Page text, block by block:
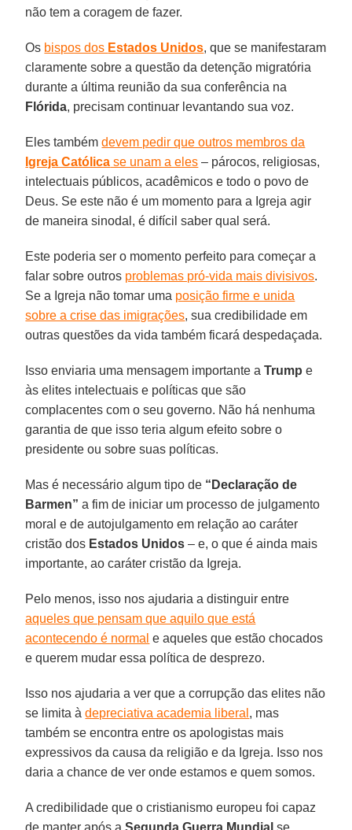
não tem a coragem de fazer.
Os bispos dos Estados Unidos, que se manifestaram
claramente sobre a questão da detenção migratória
durante a última reunião da sua conferência na
Flórida, precisam continuar levantando sua voz.
Eles tambémdevem pedir que outros membros da
Igreja Católica se unam a eles – párocos, religiosas,
intelectuais públicos, acadêmicos e todo o povo de
Deus. Se este não é um momento para a Igreja agir
de maneira sinodal, é difícil saber qual será.
Este poderia ser o momento perfeito para começar a
falar sobre outros problemas pró-vida mais divisivos.
Se a Igreja não tomar uma posição firme e unida
sobre a crise das imigrações, sua credibilidade em
outras questões da vida também ficará despedaçada.
Isso enviaria uma mensagem importante aTrump e
às elites intelectuais e políticas que são
complacentes com o seu governo. Não há nenhuma
garantia de que isso teria algum efeito sobre o
presidente ou sobre suas políticas.
Mas é necessário algum tipo de “Declaração de
Barmen” a fim de iniciar um processo de julgamento
moral e de autojulgamento em relação ao caráter
cristão dos Estados Unidos – e, o que é ainda mais
importante, ao caráter cristão da Igreja.
Pelo menos, isso nos ajudaria a distinguir entre
aqueles que pensam que aquilo que está
acontecendo é normal e aqueles que estão chocados
e querem mudar essa política de desprezo.
Isso nos ajudaria a ver que a corrupção das elites não
se limita àdepreciativa academia liberal , mas
também se encontra entre os apologistas mais
expressivos da causa da religião e da Igreja. Isso nos
daria a chance de ver onde estamos e quem somos.
A credibilidade que o cristianismo europeu foi capaz
de manter após aSegunda Guerra Mundial se